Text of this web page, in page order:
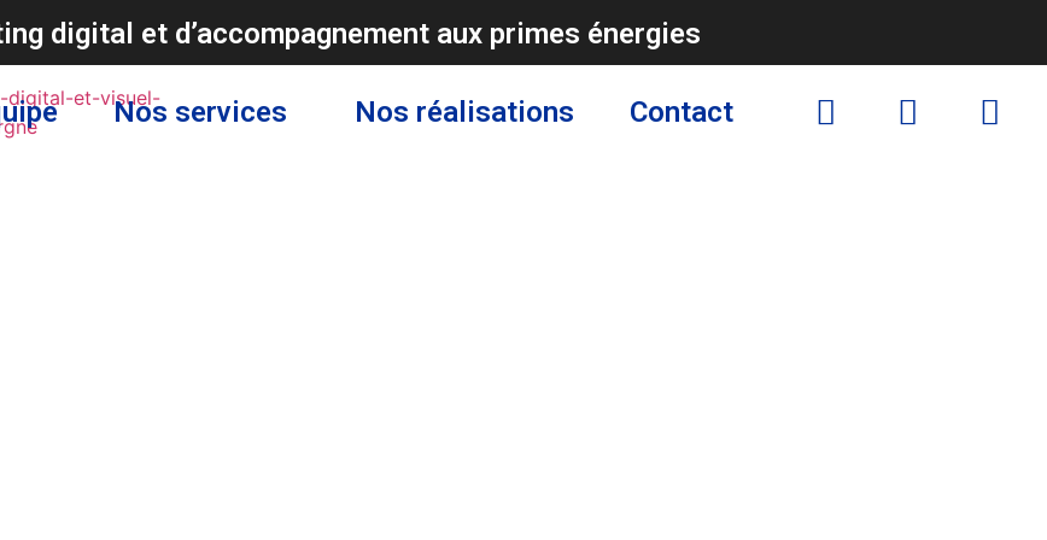
digital et d’accompagnement aux primes énergies
Nos services Nos réalisations Contact